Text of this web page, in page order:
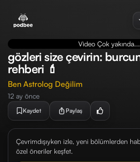
menu
Video Çok yakında...
gözleri size çevirin:
rehberi 💄
Ben Astrolog Değilim
12 ay önce
Kaydet Paylaş
Çevrimdışıyken izle, yeni bölümlerden
özel öneriler keşfet.